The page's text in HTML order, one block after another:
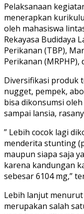
Pelaksanaan
menerapkan
oleh mahasiswa
Rekayasa Budidaya
Perikanan (TBP),
Perikanan (MRPHP),
Diversifikasi produk
nugget, pempek,
bisa dikonsumsi
sampai lansia,
” Lebih cocok lagi
menderita stunting
maupun siapa saja
karena kandungan
sebesar 6104 mg,”
Lebih lanjut
merupakan salah